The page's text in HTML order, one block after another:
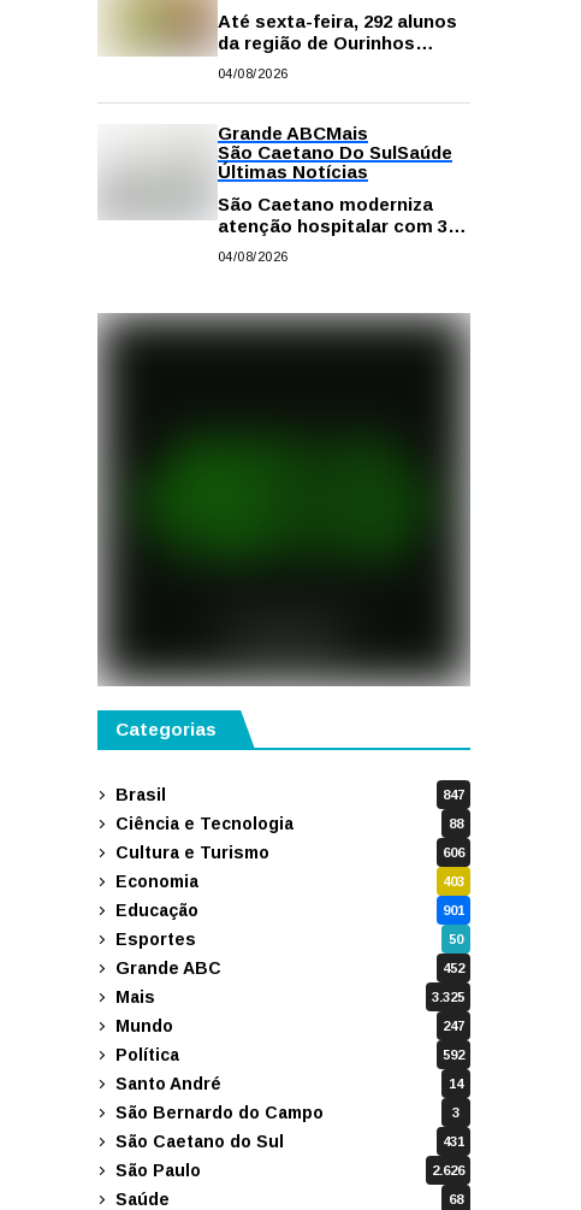
Até sexta-feira, 292 alunos
da região de Ourinhos
fazem provas para
internacional
04/08/2026
Grande ABCMais
São Caetano Do SulSaúde
Últimas Notícias
São Caetano moderniza
atenção hospitalar com 374
equipamentos de última
04/08/2026
Categorias
Brasil 847
Ciência e Tecnologia 88
Cultura e Turismo 606
Economia 403
Educação 901
Esportes 50
Grande ABC 452
Mais 3.325
Mundo 247
Política 592
Santo André 14
São Bernardo do Campo 3
São Caetano do Sul 431
São Paulo 2.626
Saúde 68